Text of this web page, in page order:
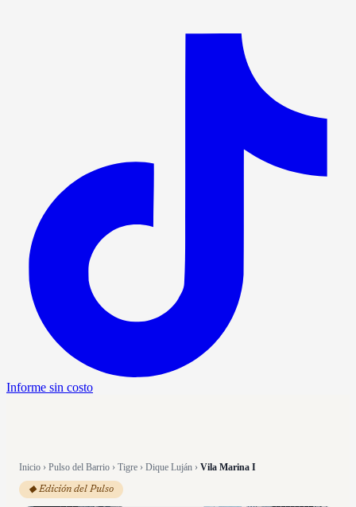
Informe sin costo
Inicio › Pulso del Barrio › Tigre › Dique Luján › Vila Marina I
◆ Edición del Pulso